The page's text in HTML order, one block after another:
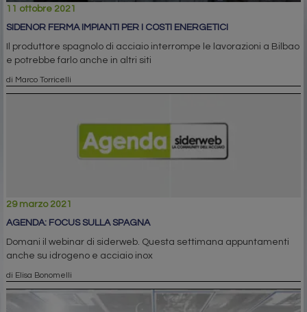
11 ottobre 2021
SIDENOR FERMA IMPIANTI PER I COSTI ENERGETICI
Il produttore spagnolo di acciaio interrompe le lavorazioni a Bilbao
e potrebbe farlo anche in altri siti
di Marco Torricelli
29 marzo 2021
AGENDA: FOCUS SULLA SPAGNA
Domani il webinar di siderweb. Questa settimana appuntamenti
anche su idrogeno e acciaio inox
di Elisa Bonomelli